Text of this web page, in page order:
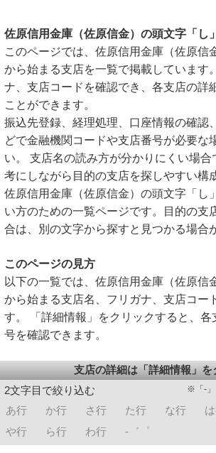
佐原信用金庫（佐原信金）の頭文字「し
このページでは、佐原信用金庫（佐原信
から始まる支店を一覧で掲載しています
ナ、支店コードを確認でき、各支店の詳
ことができます。
振込先登録、経理処理、口座情報の確認
どで金融機関コードや支店番号が必要な
い。 支店名の読み方が分かりにくい場合
考にしながら目的の支店を探しやすい構
佐原信用金庫（佐原信金）の頭文字「し
い方のための一覧ページです。目的の支
合は、別の文字から探すと見つかる場合
このページの見方
以下の一覧では、佐原信用金庫（佐原信
から始まる支店名、フリガナ、支店コー
す。 「詳細情報」をクリックすると、各
号を確認できます。
支店の詳細は「詳細情報」を
2文字目で絞り込む
※「-」
あ行 か行 さ行 た行 な行
や行
ら行 わ行 -゛゜